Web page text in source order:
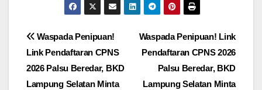
Navigasi
pos
Waspada Penipuan! Link
Pendaftaran CPNS 2026
Palsu Beredar, BKD
Lampung Selatan Minta
Waspada Penipuan!
Link Pendaftaran CPNS
2026 Palsu Beredar, BKD
Lampung Selatan Minta